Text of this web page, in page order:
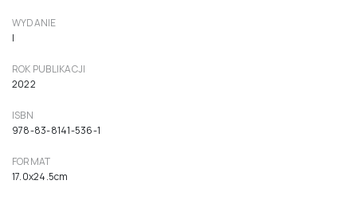
WYDANIE
I
ROK PUBLIKACJI
2022
ISBN
978-83-8141-536-1
FORMAT
17.0x24.5cm